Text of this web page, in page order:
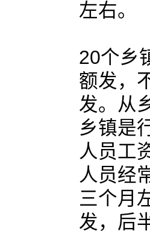
左右。
20个乡
额发，
发。从
乡镇是
人员工
人员经
三个月
发，后